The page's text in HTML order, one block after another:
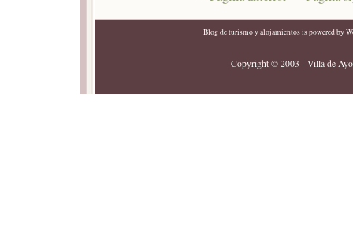
Blog de turismo y alojamientosis powered by
Copyright © 2003 - Villa de